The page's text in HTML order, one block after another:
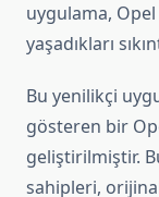
uygulama,
yaşadıkları
Bu yenilikçi
gösteren bir
geliştirilmiştir.
sahipleri,